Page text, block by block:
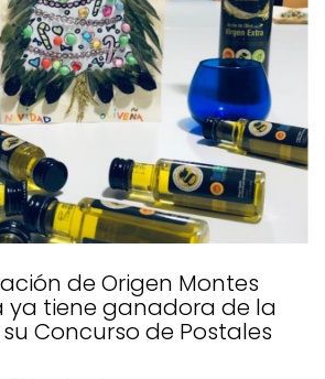
de Origen Montes
ya tiene ganadora de la
Concurso de Postales